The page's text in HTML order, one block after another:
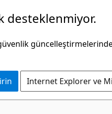
desteklenmiyor.
Internet Explorer ve